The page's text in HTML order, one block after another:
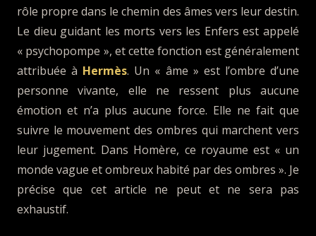
rôle propre dans le chemin des âmes vers leur destin.
Le dieu guidant les morts vers les Enfers est appelé
« psychopompe », et cette fonction est généralement
attribuée à Hermès. Un « âme » est l’ombre d’une
personne vivante, elle ne ressent plus aucune
émotion et n’a plus aucune force. Elle ne fait que
suivre le mouvement des ombres qui marchent vers
leur jugement. Dans Homère, ce royaume est « un
monde vague et ombreux habité par des ombres ». Je
précise que cet article ne peut et ne sera pas
exhaustif.